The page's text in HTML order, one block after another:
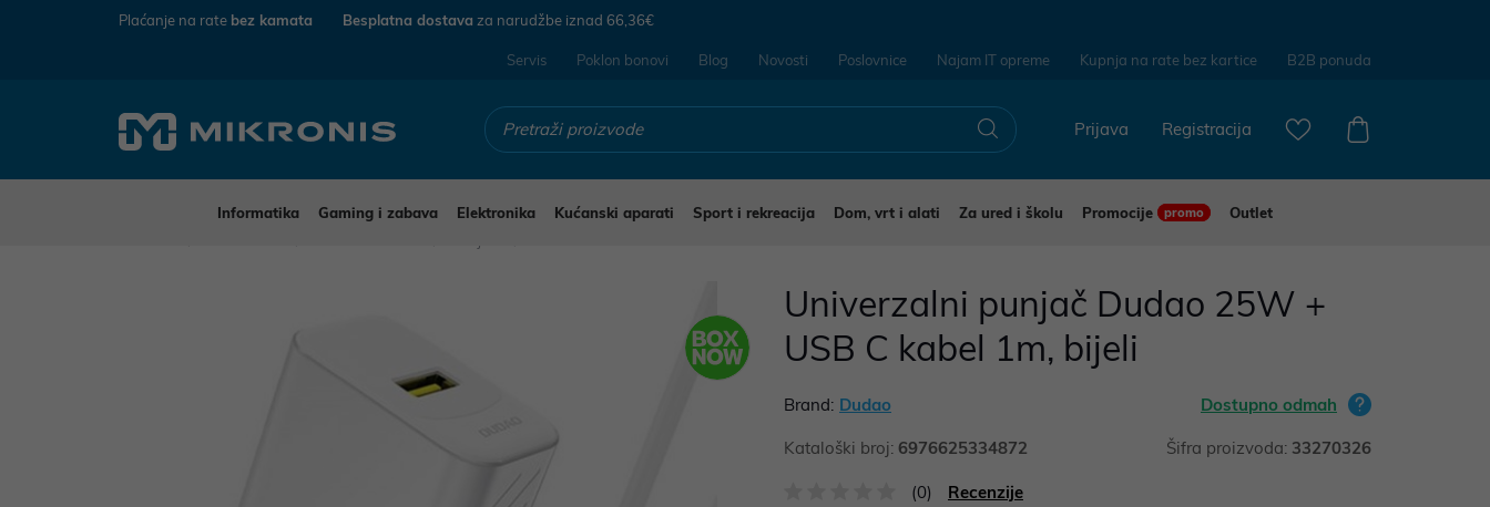
Plaćanje na rate bez kamata Besplatna dostava za narudžbe iznad 66,36€
Servis Poklon bonovi Blog Novosti Poslovnice Najam IT opreme Kupnja na rate bez kartice B2B ponuda
Registracija
Prijava
Informatika Gaming i zabava Elektronika Kućanski aparati Sport i rekreacija Dom, vrt i alati Za ured i školu Promocije promo
Outlet
Univerzalni punjač Dudao 25W +
USB C kabel 1m, bijeli
Brand: Dudao Dostupno odmah
Kataloški broj: 6976625334872 Šifra proizvoda: 33270326
(0) Recenzije